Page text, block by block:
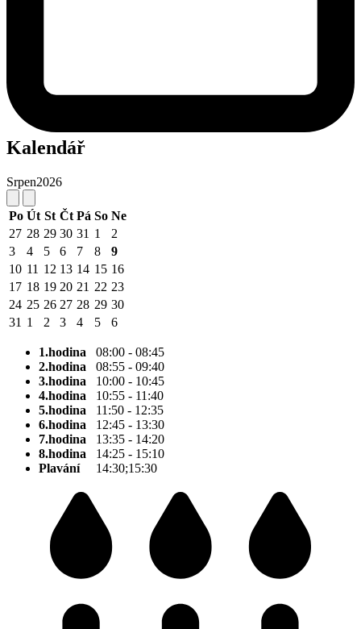
Kalendář
Srpen2026
Po Út St Čt Pá So Ne
27 28 29 30 31 1
2
3
4 5 6 7 8
9
10 11 12 13 14 15 16
17 18 19 20 21 22 23
24 25 26 27 28 29 30
31 1 2 3 4 5 6
1.hodina 08:00 - 08:45
2.hodina 08:55 - 09:40
3.hodina 10:00 - 10:45
4.hodina 10:55 - 11:40
5.hodina 11:50 - 12:35
6.hodina 12:45 - 13:30
7.hodina 13:35 - 14:20
8.hodina 14:25 - 15:10
Plavání14:30;15:30